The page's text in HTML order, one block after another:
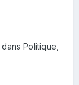
dans Politique,